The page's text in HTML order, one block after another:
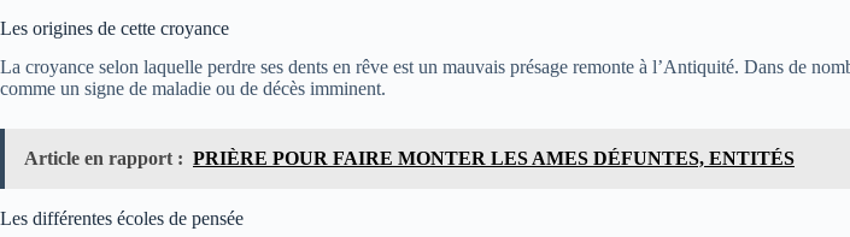
Les origines de cette croyance
La croyance selon laquelle perdre ses dents en rêve est un mauvais présage remonte à l’Antiquité. Dans de
comme un signe de maladie ou de décès imminent.
Article en rapport : PRIÈRE POUR FAIRE MONTER LES AMES DÉFUNTES, ENTITÉS
Les différentes écoles de pensée